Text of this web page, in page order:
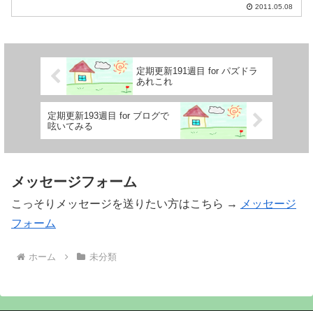
2011.05.08
定期更新191週目 for パズドラ
あれこれ
定期更新193週目 for ブログで
呟いてみる
メッセージフォーム
こっそりメッセージを送りたい方はこちら →
メッセージ
フォーム
ホーム 未分類